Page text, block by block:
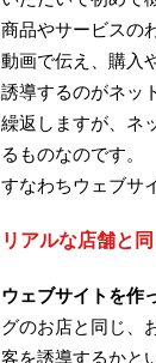
商品やサービスの
動画で伝え、購入
誘導するのがネッ
繰返しますが、ネ
るものなのです。
すなわちウェブサ
リアルな店舗と
ウェブサイトを作
グのお店と同じ、
客を誘導するかと